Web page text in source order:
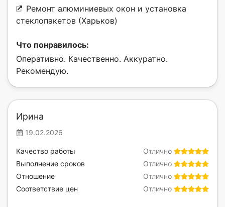
Ремонт алюминиевых окон и установка
стеклопакетов (Харьков)
Что понравилось:
Оперативно. Качественно. Аккуратно.
Рекомендую.
Ирина
19.02.2026
Отлично
Качество работы
Отлично
Выполнение сроков
Отлично
Отношение
Отлично
Соответствие цен